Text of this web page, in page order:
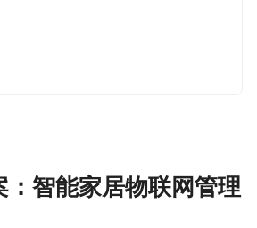
：智能家居物联网管理